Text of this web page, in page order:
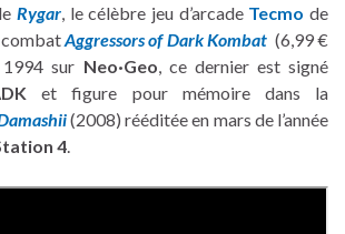
Rygar, le célèbre jeu d’arcade Tecmo de
combatAggressors of Dark Kombat (6,99 €
sur Neo·Geo, ce dernier est signé
et figure pour mémoire dans la
(2008) rééditée en mars de l’année
4.